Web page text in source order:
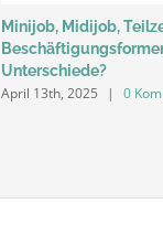
Minijob, Midijob,
Unterschiede?
April 13th, 2025 | 0